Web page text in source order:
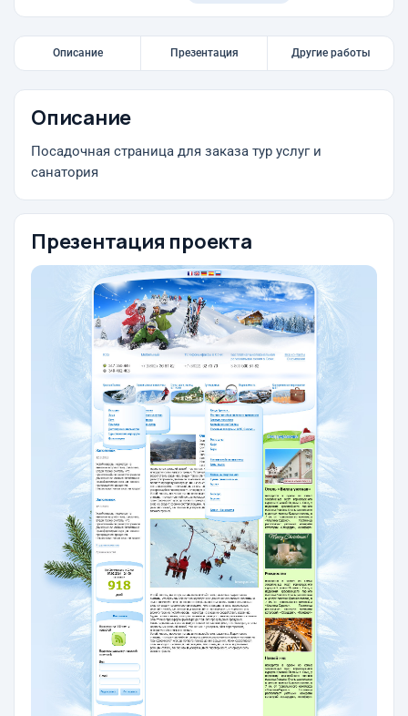
Описание Презентация Другие работы
Описание
Посадочная страница для заказа тур услуг и
санатория
Презентация проекта